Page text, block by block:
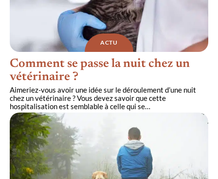
ACTU
Comment se passe la nuit chez un
vétérinaire ?
Aimeriez-vous avoir une idée sur le déroulement d’une nuit
chez un vétérinaire ? Vous devez savoir que cette
hospitalisation est semblable à celle qui se…